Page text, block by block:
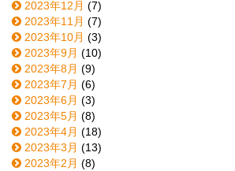
2023年12月 (7)
2023年11月 (7)
2023年10月 (3)
2023年9月 (10)
2023年8月 (9)
2023年7月 (6)
2023年6月 (3)
2023年5月 (8)
2023年4月 (18)
2023年3月 (13)
2023年2月 (8)